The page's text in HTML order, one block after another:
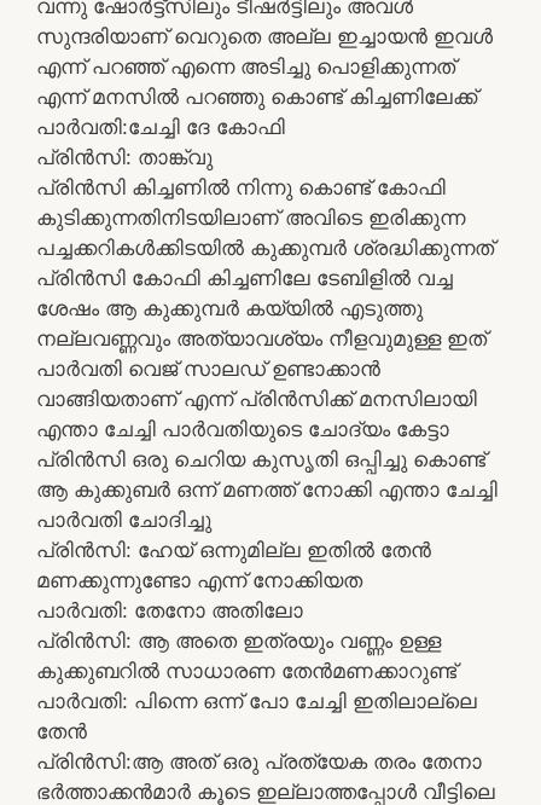
വന്നു ഷോർട്ട്സിലും ടീഷർട്ടിലും അവൾ
സുന്ദരിയാണ് വെറുതെ അല്ല ഇച്ചായൻ ഇവൾ
എന്ന് പറഞ്ഞ് എന്നെ അടിച്ചു പൊളിക്കുന്നത്
എന്ന് മനസിൽ പറഞ്ഞു കൊണ്ട് കിച്ചണിലേക്ക്
പാർവതി:ചേച്ചി ദേ കോഫി
പ്രിൻസി: താങ്ക്വു
പ്രിൻസി കിച്ചണിൽ നിന്നു കൊണ്ട് കോഫി
കുടിക്കുന്നതിനിടയിലാണ് അവിടെ ഇരിക്കുന്ന
പച്ചക്കറികൾക്കിടയിൽ കുക്കുമ്പർ ശ്രദ്ധിക്കുന്നത്
പ്രിൻസി കോഫി കിച്ചണിലേ ടേബിളിൽ വച്ച
ശേഷം ആ കുക്കുമ്പർ കയ്യിൽ എടുത്തു
നല്ലവണ്ണവും അത്യാവശ്യം നീളവുമുള്ള ഇത്
പാർവതി വെജ് സാലഡ് ഉണ്ടാക്കാൻ
വാങ്ങിയതാണ് എന്ന് പ്രിൻസിക്ക് മനസിലായി
എന്താ ചേച്ചി പാർവതിയുടെ ചോദ്യം കേട്ടാ
പ്രിൻസി ഒരു ചെറിയ കുസൃതി ഒപ്പിച്ചു കൊണ്ട്
ആ കുക്കുബർ ഒന്ന് മണത്ത് നോക്കി എന്താ ചേച്ചി
പാർവതി ചോദിച്ചു
പ്രിൻസി: ഹേയ് ഒന്നുമില്ല ഇതിൽ തേൻ
മണക്കുന്നുണ്ടോ എന്ന് നോക്കിയത
പാർവതി: തേനോ അതിലോ
പ്രിൻസി: ആ അതെ ഇത്രയും വണ്ണം ഉള്ള
കുക്കുബറിൽ സാധാരണ തേൻമണക്കാറുണ്ട്
പാർവതി: പിന്നെ ഒന്ന് പോ ചേച്ചി ഇതിലാല്ലെ
തേൻ
പ്രിൻസി:ആ അത് ഒരു പ്രത്യേക തരം തേനാ
ഭർത്താക്കൻമാർ കൂടെ ഇല്ലാത്തപ്പോൾ വീട്ടിലെ